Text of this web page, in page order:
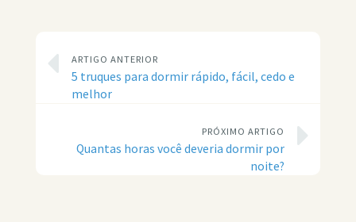
ARTIGO ANTERIOR
5 truques para dormir rápido, fácil, cedo e
melhor
PRÓXIMO ARTIGO
Quantas horas você deveria dormir por
noite?